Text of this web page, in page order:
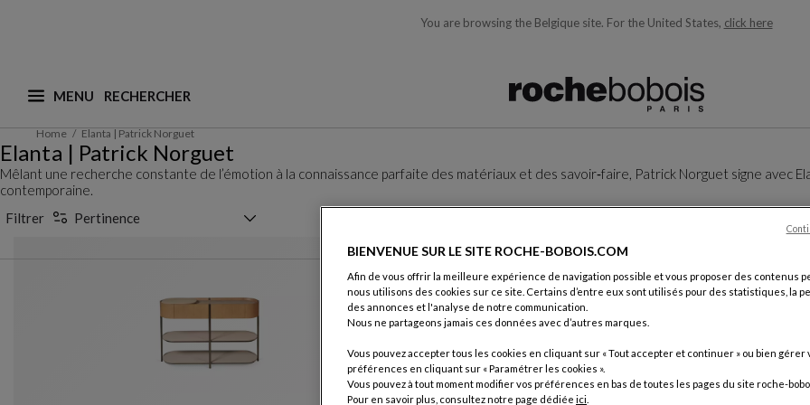
You are browsing the Belgique site. For the United States, click here
MENU
Que recherchez-vous ? (nous adaptons les suggestions en fonction de ce que vous recherchez)
Home Elanta | Patrick Norguet
Elanta | Patrick Norguet
Mêlant une recherche constante de l’émotion à la connaissance parfaite des matériaux et des savoir‑faire, Patrick Norguet signe avec
contemporaine.
Filtrer
Pertinence
BIENVENUE SUR LE SITE ROCHE-BOBOIS.COM
Afin de vous offrir la meilleure expérience de navigation possible et vous proposer des contenus
nous utilisons des cookies sur ce site. Certains d’entre eux sont utilisés pour des statistiques, la
des annonces et l'analyse de notre communication.
Nous ne partageons jamais ces données avec d’autres marques.
Vous pouvez accepter tous les cookies en cliquant sur « Tout accepter et continuer » ou bien gérer
préférences en cliquant sur « Paramétrer les cookies ».
Vous pouvez à tout moment modifier vos préférences en bas de toutes les pages du site roche-
Pour en savoir plus, consultez notre page dédiée ici